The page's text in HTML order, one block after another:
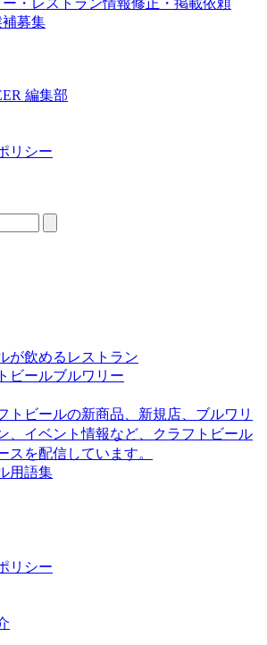
募集
編集部
リシー
が飲めるレストラン
ビールブルワリー
トビールの新商品、新規店、ブルワリ
、イベント情報など、クラフトビール
スを配信しています。
用語集
リシー